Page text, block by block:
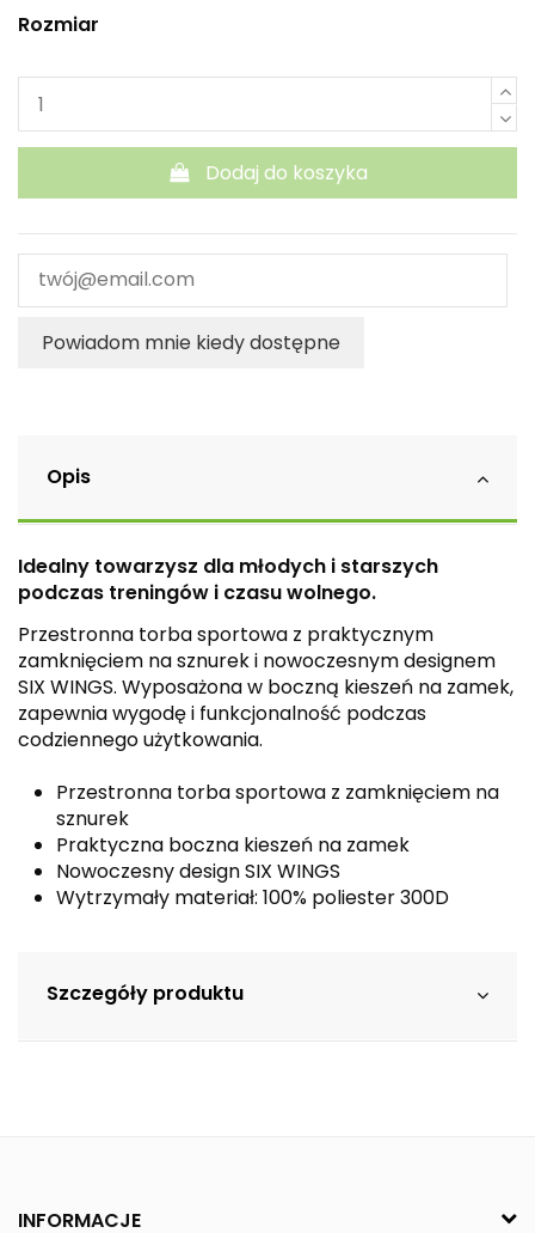
Rozmiar
Dodaj do koszyka
Powiadom mnie kiedy dostępne
Opis
Idealny towarzysz dla młodych i starszych
podczas treningów i czasu wolnego.
Przestronna torba sportowa z praktycznym
zamknięciem na sznurek i nowoczesnym designem
SIX WINGS. Wyposażona w boczną kieszeń na zamek,
zapewnia wygodę i funkcjonalność podczas
codziennego użytkowania.
Przestronna torba sportowa z zamknięciem na
sznurek
Praktyczna boczna kieszeń na zamek
Nowoczesny design SIX WINGS
Wytrzymały materiał: 100% poliester 300D
Szczegóły produktu
INFORMACJE